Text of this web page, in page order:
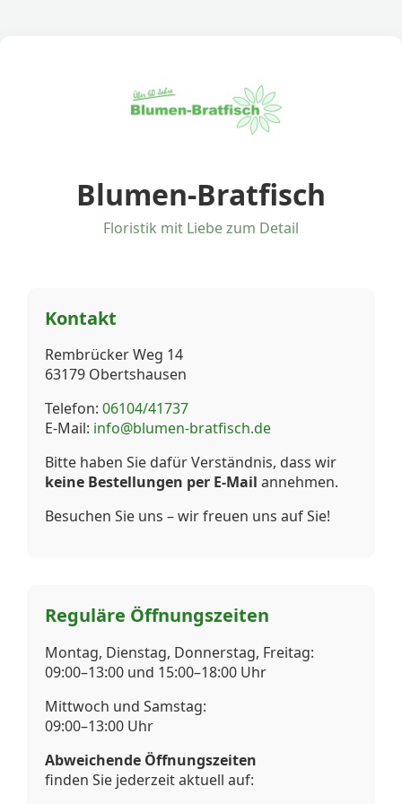
Blumen-Bratfisch
Floristik mit Liebe zum Detail
Kontakt
Rembrücker Weg 14
63179 Obertshausen
Telefon: 06104/41737
E-Mail: info@blumen-bratfisch.de
Bitte haben Sie dafür Verständnis, dass wir
keine Bestellungen per E-Mail annehmen.
Besuchen Sie uns – wir freuen uns auf Sie!
Reguläre Öffnungszeiten
Montag, Dienstag, Donnerstag, Freitag:
09:00–13:00 und 15:00–18:00 Uhr
Mittwoch und Samstag:
09:00–13:00 Uhr
Abweichende Öffnungszeiten
finden Sie jederzeit aktuell auf: